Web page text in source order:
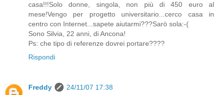
casa!!!Solo donne, singola, non più di 450 euro al
mese!Vengo per progetto universitario...cerco casa in
centro con Internet...sapete aiutarmi???Sarò sola:-(
Sono Silvia, 22 anni, di Ancona!
Ps: che tipo di referenze dovrei portare????
Rispondi
Freddy
24/11/07 17:38